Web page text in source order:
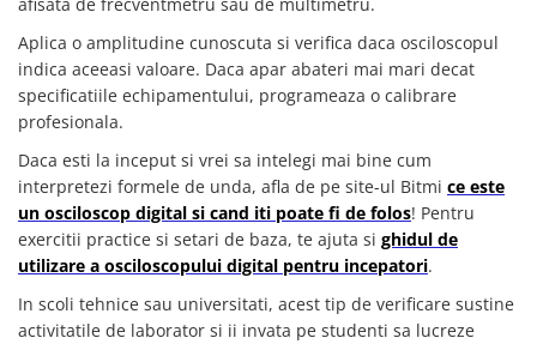
Aplica o amplitudine cunoscuta si verifica daca osciloscopul
indica aceeasi valoare. Daca apar abateri mai mari decat
specificatiile echipamentului, programeaza o calibrare
profesionala.
Daca esti la inceput si vrei sa intelegi mai bine cum
interpretezi formele de unda, afla de pe site-ul Bitmi ce este
un osciloscop digital si cand iti poate fi de folos! Pentru
exercitii practice si setari de baza, te ajuta si ghidul de
utilizare a osciloscopului digital pentru incepatori.
In scoli tehnice sau universitati, acest tip de verificare sustine
activitatile de laborator si ii invata pe studenti sa lucreze